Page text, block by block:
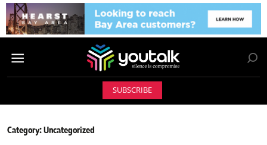
SUBSCRIBE
Category:Uncategorized